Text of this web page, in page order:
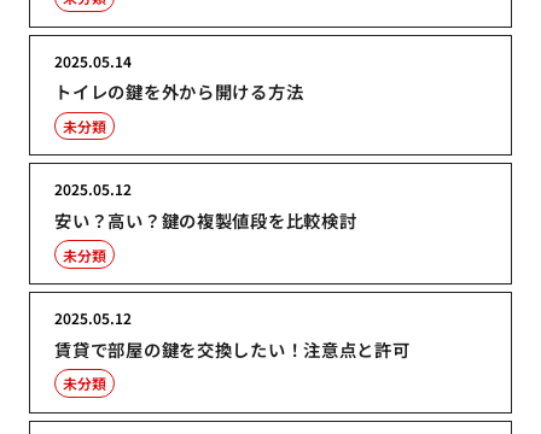
トイレの鍵を外から開ける方法
2025.05.14
未分類
安い？高い？鍵の複製値段を比較検討
2025.05.12
未分類
賃貸で部屋の鍵を交換したい！注意点と許可
2025.05.12
未分類